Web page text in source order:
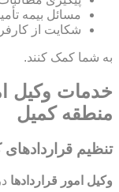
مسائل بیمه
شکایت از
به شما کمک کنند.
خدمات وکیل
منطقه کمیل
تنظیم قراردادهای
وکیل امور قراردادها